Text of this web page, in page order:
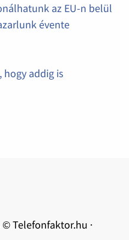
az EU-n belül
évente
hogy addig is
Telefonfaktor.hu ·